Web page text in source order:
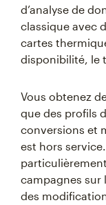
d’analyse de
classique avec
cartes
disponibilité, le
Vous obtenez
que des profils
conversions et
est hors
campagnes sur
des